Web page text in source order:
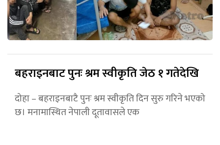
बहराइनबाट पुनः श्रम स्वीकृति जेठ १ गतेदेखि
दोहा – बहराइनबाटै पुनः श्रम स्वीकृति दिन सुरु गरिने भएको
छ। मनामास्थित नेपाली दूतावासले एक